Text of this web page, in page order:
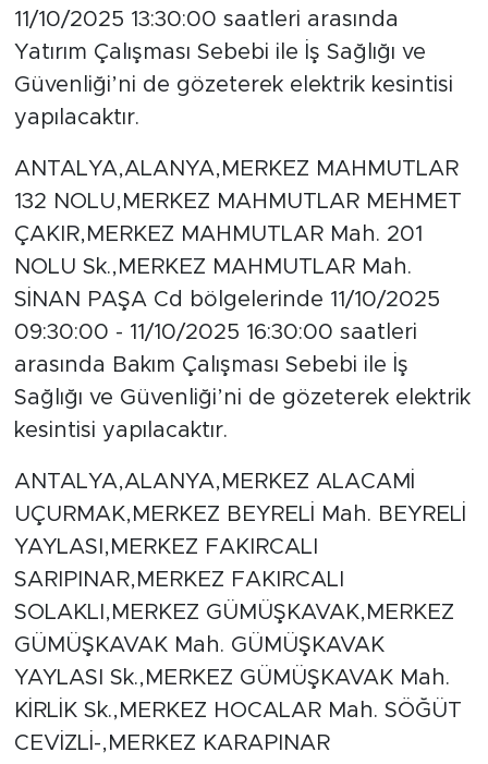
11/10/2025 13:30:00 saatleri arasında
Yatırım Çalışması Sebebi ile İş Sağlığı ve
Güvenliği’ni de gözeterek elektrik kesintisi
yapılacaktır.
ANTALYA,ALANYA,MERKEZ MAHMUTLAR
132 NOLU,MERKEZ MAHMUTLAR MEHMET
ÇAKIR,MERKEZ MAHMUTLAR Mah. 201
NOLU Sk.,MERKEZ MAHMUTLAR Mah.
SİNAN PAŞA Cd bölgelerinde 11/10/2025
09:30:00 - 11/10/2025 16:30:00 saatleri
arasında Bakım Çalışması Sebebi ile İş
Sağlığı ve Güvenliği’ni de gözeterek elektrik
kesintisi yapılacaktır.
ANTALYA,ALANYA,MERKEZ ALACAMİ
UÇURMAK,MERKEZ BEYRELİ Mah. BEYRELİ
YAYLASI,MERKEZ FAKIRCALI
SARIPINAR,MERKEZ FAKIRCALI
SOLAKLI,MERKEZ GÜMÜŞKAVAK,MERKEZ
GÜMÜŞKAVAK Mah. GÜMÜŞKAVAK
YAYLASI Sk.,MERKEZ GÜMÜŞKAVAK Mah.
KİRLİK Sk.,MERKEZ HOCALAR Mah. SÖĞÜT
CEVİZLİ-,MERKEZ KARAPINAR